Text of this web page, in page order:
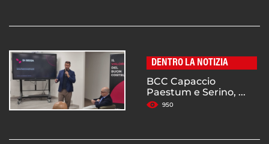
DENTRO LA NOTIZIA
BCC Capaccio
Paestum e Serino, ...
950